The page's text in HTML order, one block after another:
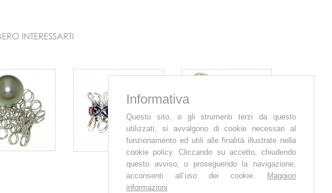
INTERESSARTI
Informativa
Questo sito, o gli strumenti terzi da questo
utilizzati, si avvalgono di cookie necessari al
funzionamento ed utili alle finalità illustrate nella
cookie policy. Cliccando su accetto, chiudendo
questo avviso, o proseguendo la navigazione,
acconsenti all’uso dei cookie.
Maggiori
informazioni